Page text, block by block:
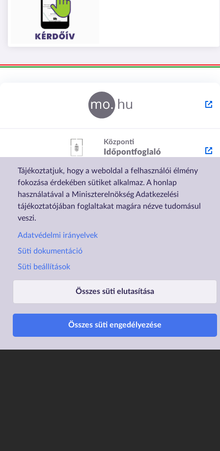
Tájékoztatjuk, hogy a weboldal a felhasználói élmény
fokozása érdekében sütiket alkalmaz. A honlap
használatával a Miniszterelnökség Adatkezelési
tájékoztatójában foglaltakat magára nézve tudomásul
veszi.
Adatvédelmi irányelvek
Süti dokumentáció
Süti beállítások
Összes süti elutasítása
Összes süti engedélyezése
Adatvédelem
Lábléc2
Családtámogatások
Elektronikus ügyintézés